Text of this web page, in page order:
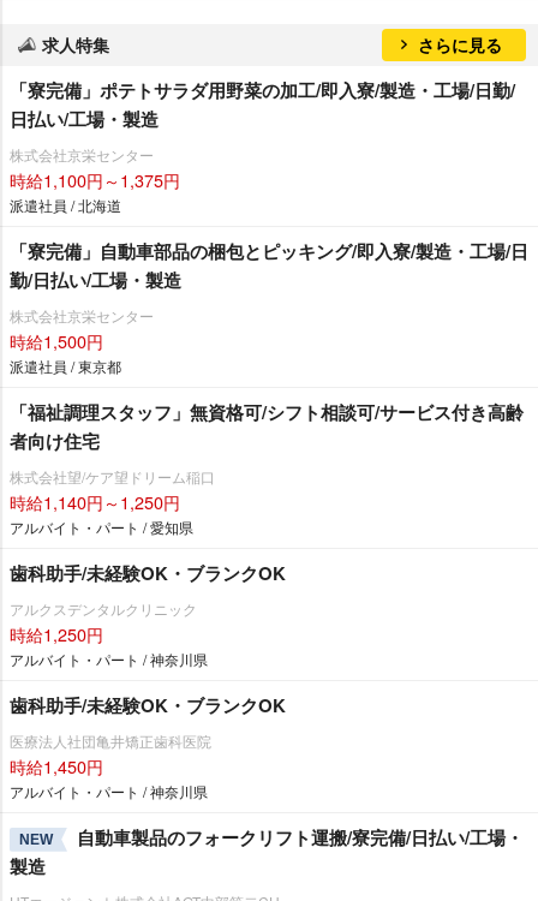
求人特集 さらに見る
「寮完備」ポテトサラダ用野菜の加工/即入寮/製造・工場/日勤/
日払い/工場・製造
株式会社京栄センター
時給1,100円～1,375円
派遣社員 / 北海道
「寮完備」自動車部品の梱包とピッキング/即入寮/製造・工場/日
勤/日払い/工場・製造
株式会社京栄センター
時給1,500円
派遣社員 / 東京都
「福祉調理スタッフ」無資格可/シフト相談可/サービス付き高齢
者向け住宅
株式会社望/ケア望ドリーム稲口
時給1,140円～1,250円
アルバイト・パート / 愛知県
歯科助手/未経験OK・ブランクOK
アルクスデンタルクリニック
時給1,250円
アルバイト・パート / 神奈川県
歯科助手/未経験OK・ブランクOK
医療法人社団亀井矯正歯科医院
時給1,450円
アルバイト・パート / 神奈川県
NEW
自動車製品のフォークリフト運搬/寮完備/日払い/工場・
製造